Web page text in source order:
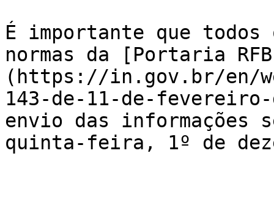
É importante que todos
normas da [Portaria
(https://in.gov.br/en/
143-de-11-de-
envio das
quinta-feira, 1º de